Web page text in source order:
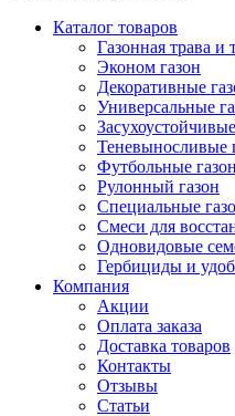
Каталог товаров
Газонная трава и
Эконом газон
Декоративные
Универсальные
Теневыносливые
Футбольные
Рулонный газон
Специальные
Смеси для
Одновидовые
Гербициды и
Компания
Акции
Оплата заказа
Доставка товаров
Контакты
Отзывы
Статьи